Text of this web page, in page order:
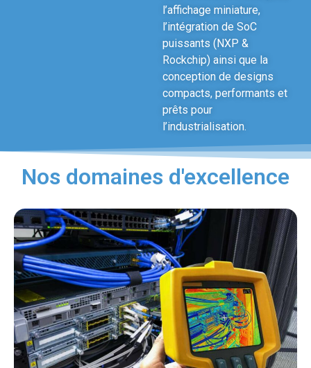
l’affichage miniature,
l’intégration de SoC
puissants (NXP &
Rockchip) ainsi que la
conception de designs
compacts, performants et
prêts pour
l’industrialisation.
Nos domaines d'excellence